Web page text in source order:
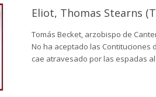
Eliot, Thomas Stearns
Tomás Becket, arzobispo de
No ha aceptado las Contituciones
cae atravesado por las espadas